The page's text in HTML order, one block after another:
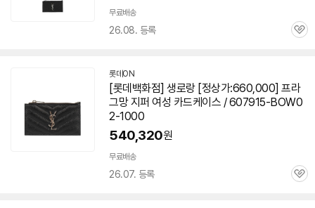
무료배송
26.08. 등록
관
롯데ON
[롯데백화점] 생로랑 [정상가:660,000] 프라
그망 지퍼 여성 카드케이스 / 607915-BOW0
2-1000
540,320원
무료배송
26.07. 등록
관